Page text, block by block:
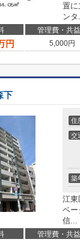
置に
ンタ
管理費・共
円 5,000円
下
住
交
築
江東
ベー
信...
管理費・共